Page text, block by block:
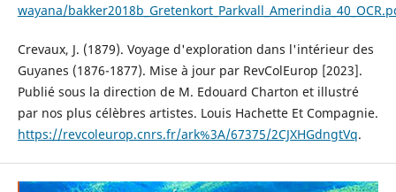
wayana/
Crevaux, J. (1879). Voyage d'exploration dans l'intérieur des
Guyanes (1876-1877). Mise à jour par RevColEurop [2023].
Publié sous la direction de M. Edouard Charton et illustré
par nos plus célèbres artistes. Louis Hachette Et Compagnie.
https://revcoleurop.cnrs.fr/ark%3A/67375/2CJXHGdngtVq.